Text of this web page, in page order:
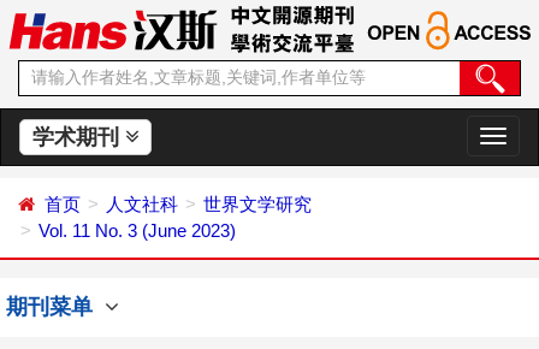
学术期刊
切
换
首页 人文社科
世界文学研究
Vol. 11 No. 3 (June 2023)
期刊菜单